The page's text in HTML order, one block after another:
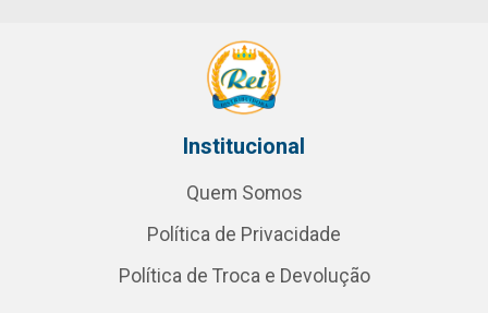
Institucional
Quem Somos
Política de Privacidade
Política de Troca e Devolução